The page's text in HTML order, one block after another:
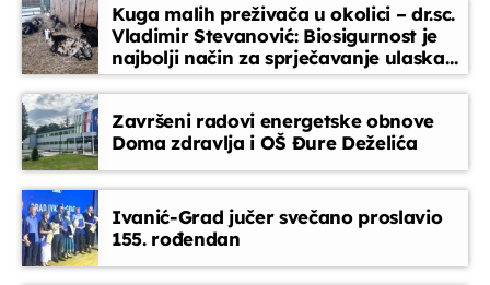
DANAS NA PROGRAMU
07:30 - 08:00
08:00 - 08:10
Kuga malih preživača u okolici – dr.sc.
Vladimir Stevanović: Biosigurnost je
najbolji način za sprječavanje ulaska
bolesti
Završeni radovi energetske obnove
Doma zdravlja i OŠ Đure Deželića
Ivanić-Grad jučer svečano proslavio
155. rođendan